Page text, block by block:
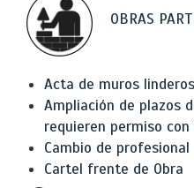
OBRAS
Acta de muros linderos
Ampliación de plazos
requieren permiso
Cambio de profesional
Cartel frente de Obra